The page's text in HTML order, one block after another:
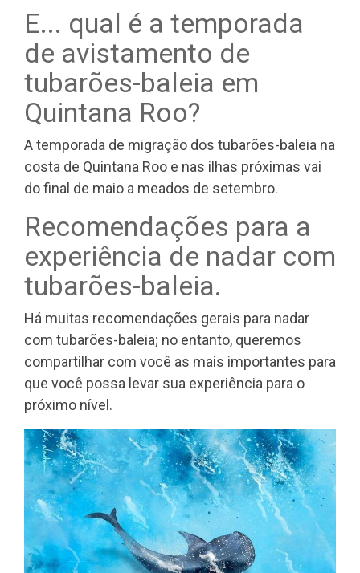
E... qual é a temporada
de avistamento de
tubarões-baleia em
Quintana Roo?
A temporada de migração dos tubarões-baleia na
costa de Quintana Roo e nas ilhas próximas vai
do final de maio a meados de setembro.
Recomendações para a
experiência de nadar com
tubarões-baleia.
Há muitas recomendações gerais para nadar
com tubarões-baleia; no entanto, queremos
compartilhar com você as mais importantes para
que você possa levar sua experiência para o
próximo nível.